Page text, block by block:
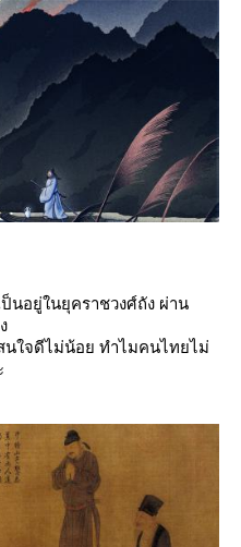
นอยู่ในยุคราชวงศ์ถัง ผ่าน
ใจดีไม่น้อย ทำไมคนไทยไม่